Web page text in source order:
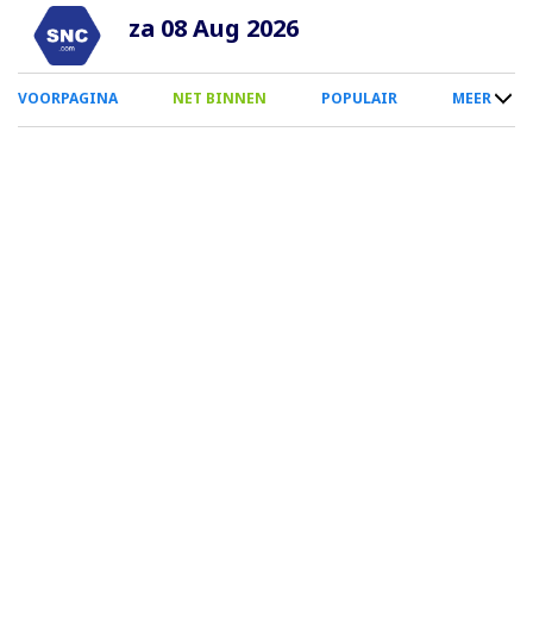
Overslaan
naar
inhoud
za 08 Aug 2026
0
Smartphone
VOORPAGINA NET BINNEN POPULAIR MEER